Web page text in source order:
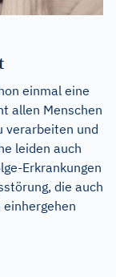
einmal eine
allen Menschen
verarbeiten und
leiden auch
Erkrankungen
die auch